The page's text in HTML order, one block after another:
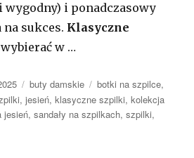
i ponadczasowy
sukces. Klasyczne
w …
Kategorie
buty damskie Tagi
botki na szpilce,
,jesień,klasyczne szpilki,kolekcja
jesień,sandały na szpilkach,szpilki,